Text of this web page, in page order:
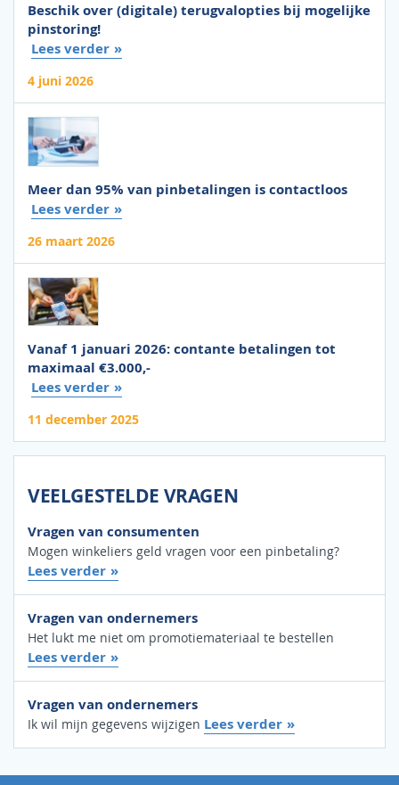
Beschik over (digitale) terugvalopties bij mogelijke
pinstoring!
Lees verder
4 juni 2026
Meer dan 95% van pinbetalingen is contactloos
Lees verder
26 maart 2026
Vanaf 1 januari 2026: contante betalingen tot
maximaal €3.000,-
Lees verder
11 december 2025
VEELGESTELDE VRAGEN
Vragen van consumenten
Mogen winkeliers geld vragen voor een pinbetaling?
Lees verder
Vragen van ondernemers
Het lukt me niet om promotiemateriaal te bestellen
Lees verder
Vragen van ondernemers
Ik wil mijn gegevens wijzigen Lees verder